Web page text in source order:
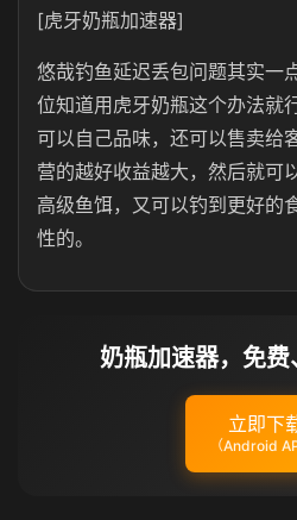
[虎牙奶瓶加速器]
悠哉钓鱼延迟丢包问题其实一
位知道用虎牙奶瓶这个办法就
可以自己品味，还可以售卖给
营的越好收益越大，然后就可
高级鱼饵，又可以钓到更好的
性的。
奶瓶加速器，免
立即下
（Android